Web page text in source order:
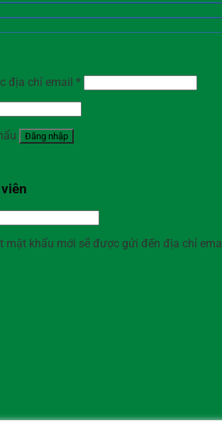
địa chỉ email *
Đăng nhập
mật khẩu mới sẽ được gửi đến địa chỉ